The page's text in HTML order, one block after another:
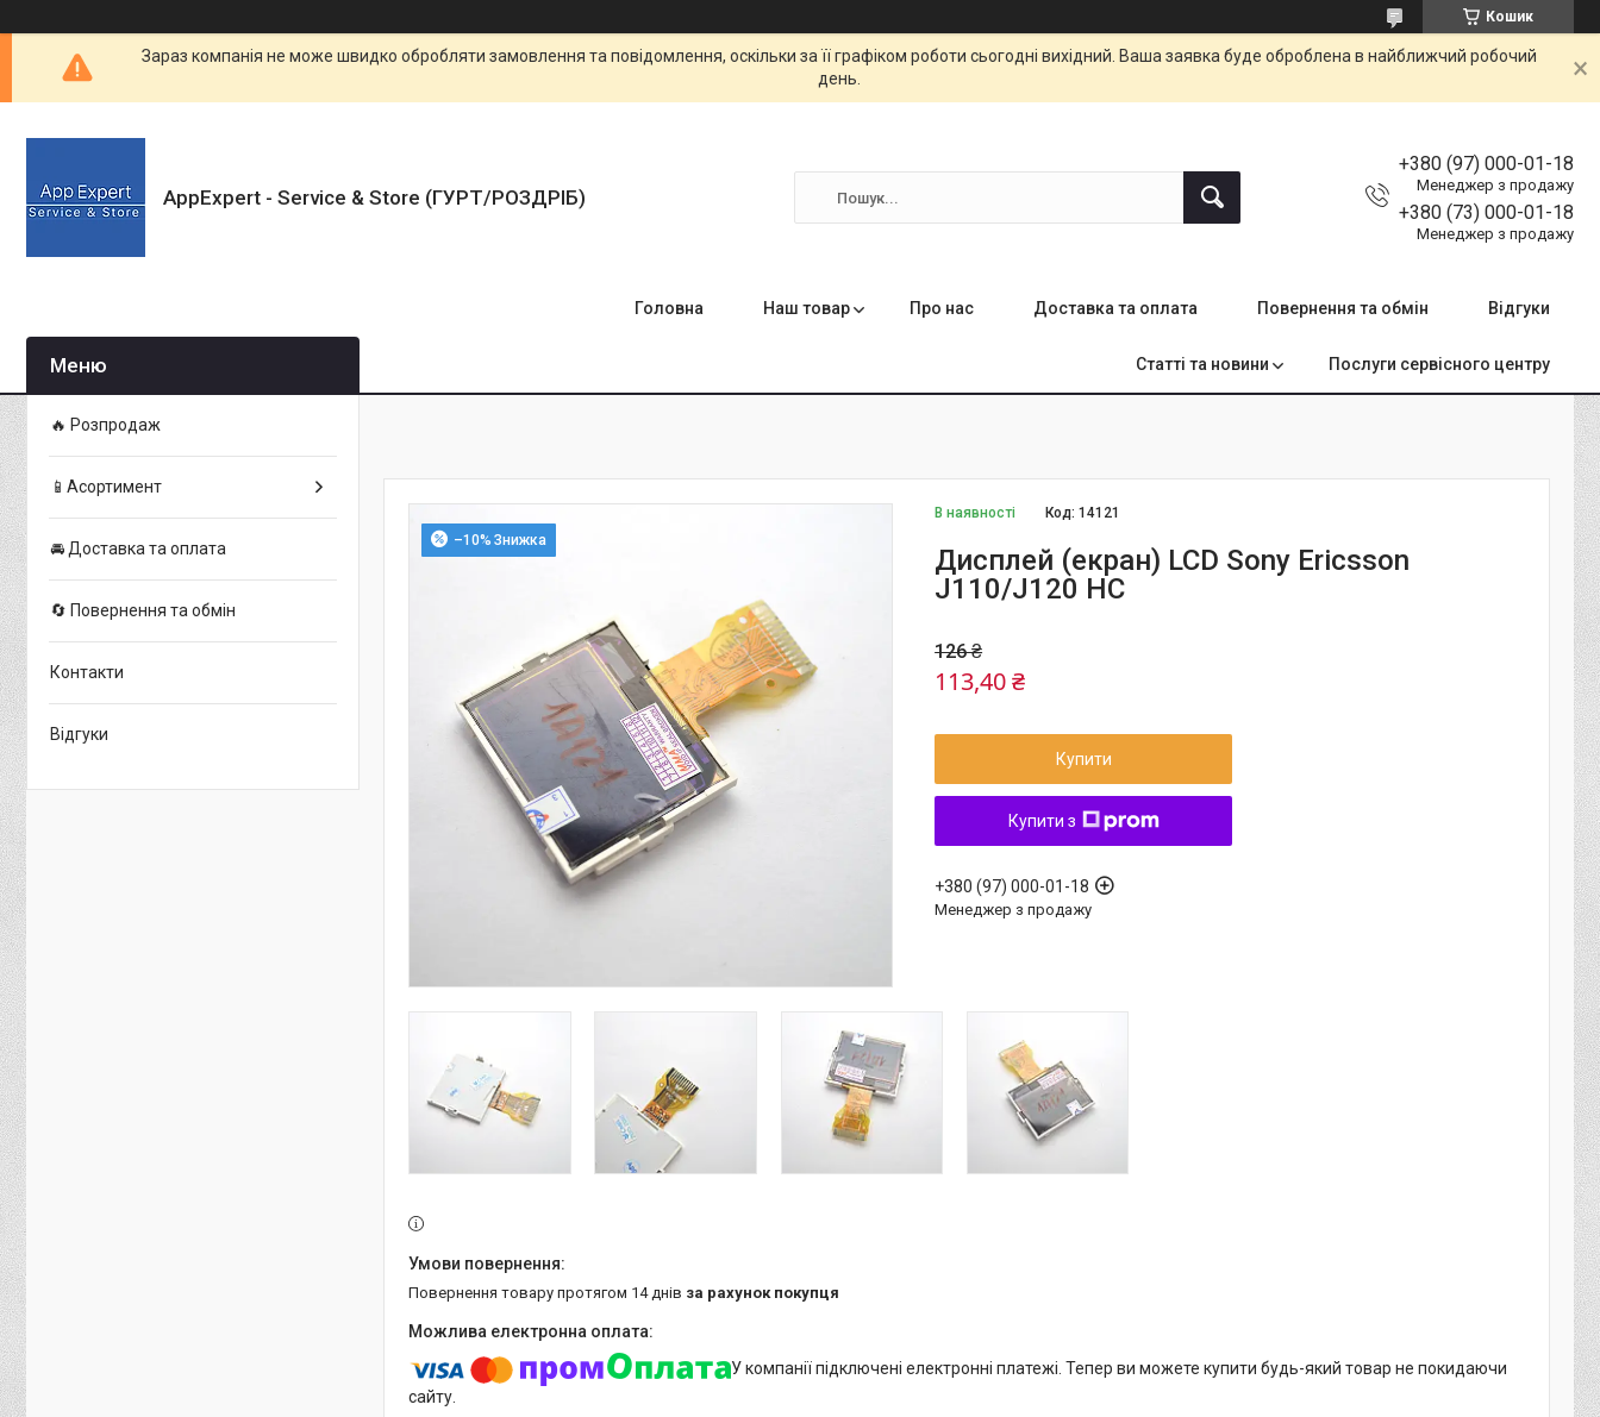
Кошик
Зараз компанія не може швидко обробляти замовлення та повідомлення, оскільки за її графіком роботи сьогодні вихідний. Ваша заявка буде оброблена в найближчий робочий
день.
AppExpert - Service & Store (ГУРТ/РОЗДРІБ)
+380 (97) 000-01-18
Менеджер з продажу
+380 (73) 000-01-18
Менеджер з продажу
Головна Наш товар Про нас Доставка та оплата Повернення та обмін Відгуки
Статті та новини Послуги сервісного центру
–10%
В наявності Код:14121
Дисплей (екран) LCD Sony Ericsson
J110/J120 HC
126 ₴
113,40 ₴
Купити
Купити з
+380 (97) 000-01-18
Менеджер з продажу
повернення товару протягом 14 днів за рахунок покупця
У компанії підключені електронні платежі. Тепер ви можете купити будь-який товар не покидаючи
сайту.
🔥 Розпродаж
📱Асортимент
🚘 Доставка та оплата
🔄 Повернення та обмін
Контакти
Відгуки